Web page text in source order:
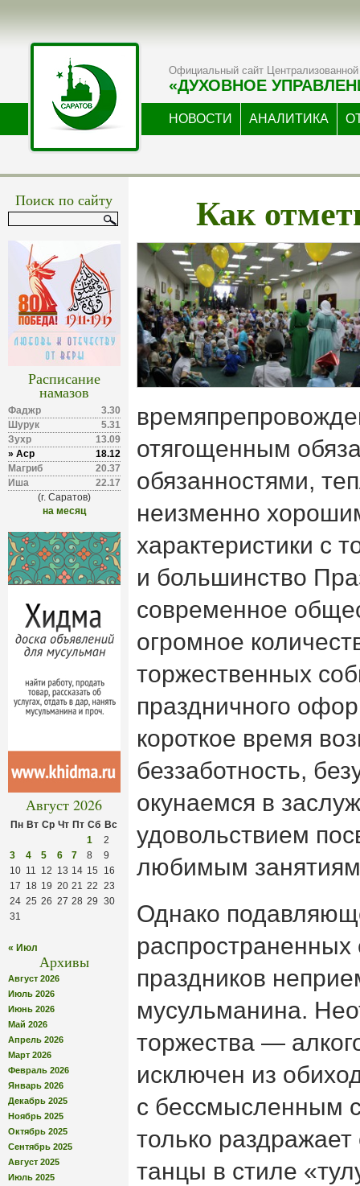
Официальный сайт Централизованной
«ДУХОВНОЕ
НОВОСТИ АНАЛИТИКА
Поиск по сайту
Расписание
намазов
Фаджр
3.30
Шурук
5.31
Зухр
13.09
» Аср
18.12
Магриб
20.37
Иша
22.17
(г. Саратов)
на месяц
Август 2026
Пн Вт Ср Чт Пт Сб Вс
1
2
3
4 5 6 7 8
9
10 11 12 13 14 15
16
17 18 19 20 21 22 23
24 25 26 27 28 29 30
31
« Июл
Архивы
Август 2026
Июль 2026
Июнь 2026
Май 2026
Апрель 2026
Март 2026
Февраль 2026
Январь 2026
Декабрь 2025
Ноябрь 2025
Октябрь 2025
Сентябрь 2025
Август 2025
Июль 2025
Как
отягощенным
обязанностями,
неизменно
характеристики с
и большинство
современное
огромное
торжественных
праздничного
короткое время
беззаботность,
окунаемся в
удовольствием
любимым
Однако
праздников
мусульманина.
торжества —
исключен из
с бессмысленным
только
танцы в стиле